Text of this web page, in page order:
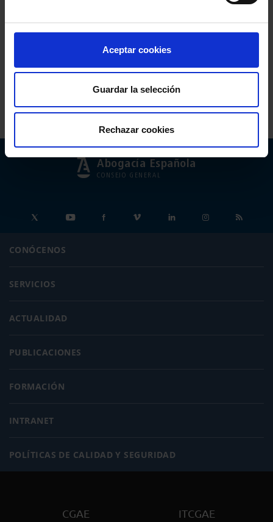
Aceptar cookies
Guardar la selección
Rechazar cookies
Memorias
Cuadros de mando
Abogacía Española
CONSEJO GENERAL
CONÓCENOS
SERVICIOS
ACTUALIDAD
PUBLICACIONES
FORMACIÓN
INTRANET
POLÍTICAS DE CALIDAD Y SEGURIDAD
CGAE ITCGAE